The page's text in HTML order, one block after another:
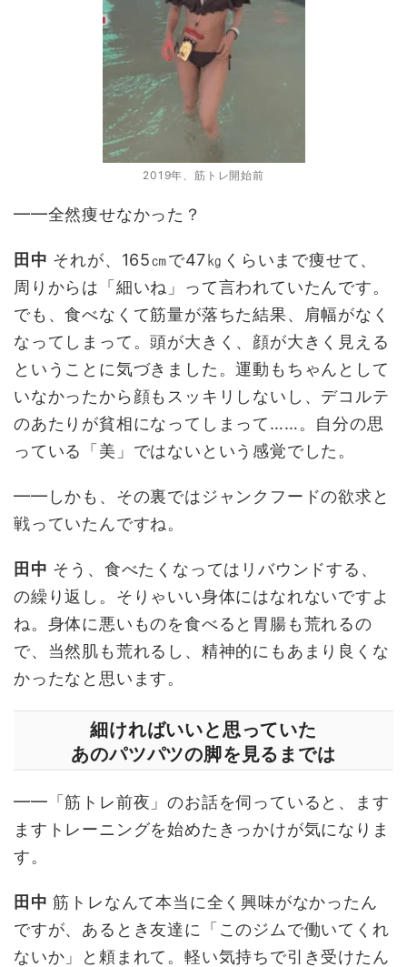
2019年、筋トレ開始前
━━全然痩せなかった？
田中 それが、165㎝で47㎏くらいまで痩せて、
周りからは「細いね」って言われていたんです。
でも、食べなくて筋量が落ちた結果、肩幅がなく
なってしまって。頭が大きく、顔が大きく見える
ということに気づきました。運動もちゃんとして
いなかったから顔もスッキリしないし、デコルテ
のあたりが貧相になってしまって……。自分の思
っている「美」ではないという感覚でした。
━━しかも、その裏ではジャンクフードの欲求と
戦っていたんですね。
田中 そう、食べたくなってはリバウンドする、
の繰り返し。そりゃいい身体にはなれないですよ
ね。身体に悪いものを食べると胃腸も荒れるの
で、当然肌も荒れるし、精神的にもあまり良くな
かったなと思います。
細ければいいと思っていた
あのパツパツの脚を見るまでは
━━「筋トレ前夜」のお話を伺っていると、ます
ますトレーニングを始めたきっかけが気になりま
す。
田中 筋トレなんて本当に全く興味がなかったん
ですが、あるとき友達に「このジムで働いてくれ
ないか」と頼まれて。軽い気持ちで引き受けたん